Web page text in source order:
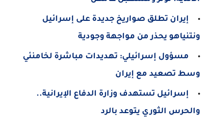
إيران تطلق صواريخ جديدة على إسرائيل
ونتنياهو يحذر من مواجهة وجودية
مسؤول إسرائيلي: تهديدات مباشرة لخامنئي
وسط تصعيد مع إيران
إسرائيل تستهدف وزارة الدفاع الإيرانية..
والحرس الثوري يتوعد بالرد